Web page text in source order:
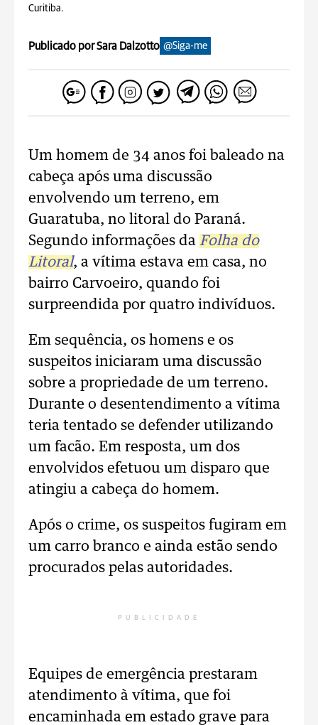
Curitiba.
Publicado por Sara Dalzotto @Siga-me
Um homem de 34 anos foi baleado na
cabeça após uma discussão
envolvendo um terreno, em
Guaratuba, no litoral do Paraná.
Segundo informações da Folha do
Litoral, a vítima estava em casa, no
bairro Carvoeiro, quando foi
surpreendida por quatro indivíduos.
Em sequência, os homens e os
suspeitos iniciaram uma discussão
sobre a propriedade de um terreno.
Durante o desentendimento a vítima
teria tentado se defender utilizando
um facão. Em resposta, um dos
envolvidos efetuou um disparo que
atingiu a cabeça do homem.
Após o crime, os suspeitos fugiram em
um carro branco e ainda estão sendo
procurados pelas autoridades.
PUBLICIDADE
Equipes de emergência prestaram
atendimento à vítima, que foi
encaminhada em estado grave para